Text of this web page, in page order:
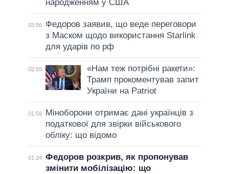
народженням у США
03:56
Федоров заявив, що веде переговори
з Маском щодо використання Starlink
для ударів по рф
02:59
«Нам теж потрібні ракети»:
Трамп прокоментував запит
України на Patriot
01:59
Міноборони отримає дані українців з
податкової для звірки військового
обліку: що відомо
01:24 Федоров розкрив, як пропонував
змінити мобілізацію: що